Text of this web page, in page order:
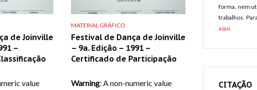
de Joinville
–
value
MATERIAL GRÁFICO
Festival de Dança de Joinville
– 9a. Edição – 1991 –
Certificado de Participação
Warning: A non-numeric value
forma, nem
trabalhos.
aqui.
CITAÇÃO